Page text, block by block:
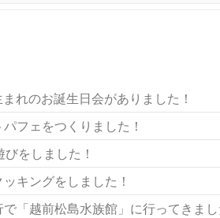
れのお誕生日会がありました！
フェをつくりました！
びをしました！
キングをしました！
「越前松島水族館」に行ってきま